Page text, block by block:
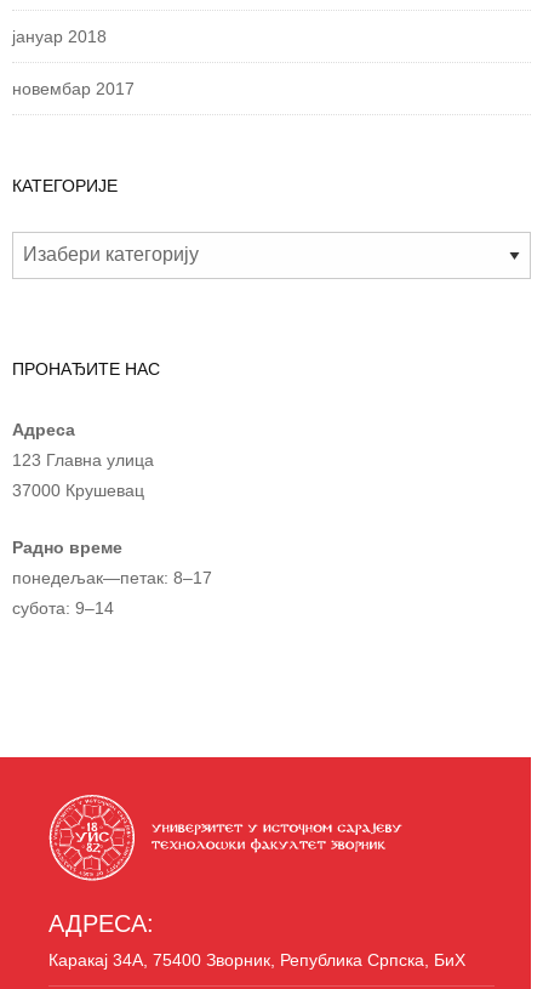
јануар 2018
новембар 2017
КАТЕГОРИЈЕ
ПРОНАЂИТЕ НАС
Адреса
123 Главна улица
37000 Крушевац
Радно време
понедељак—петак: 8–17
субота: 9–14
АДРЕСА:
Каракај 34A, 75400 Зворник, Република Српска, БиХ